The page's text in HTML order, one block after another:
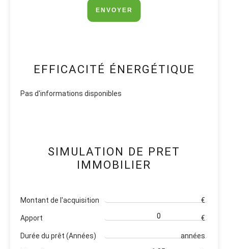
ENVOYER
EFFICACITÉ ÉNERGÉTIQUE
Pas d'informations disponibles
SIMULATION DE PRET
IMMOBILIER
Montant de l'acquisition €
Apport €
Durée du prêt (Années) années